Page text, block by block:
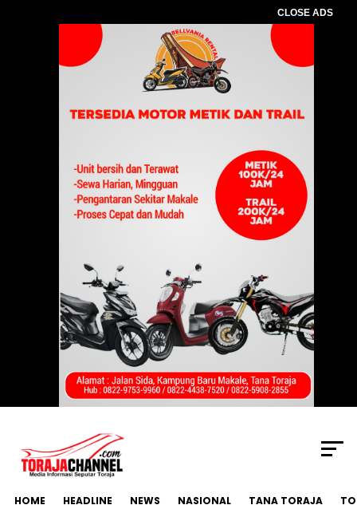
CLOSE ADS
HOME HEADLINE NEWS NASIONAL TANA TORAJA